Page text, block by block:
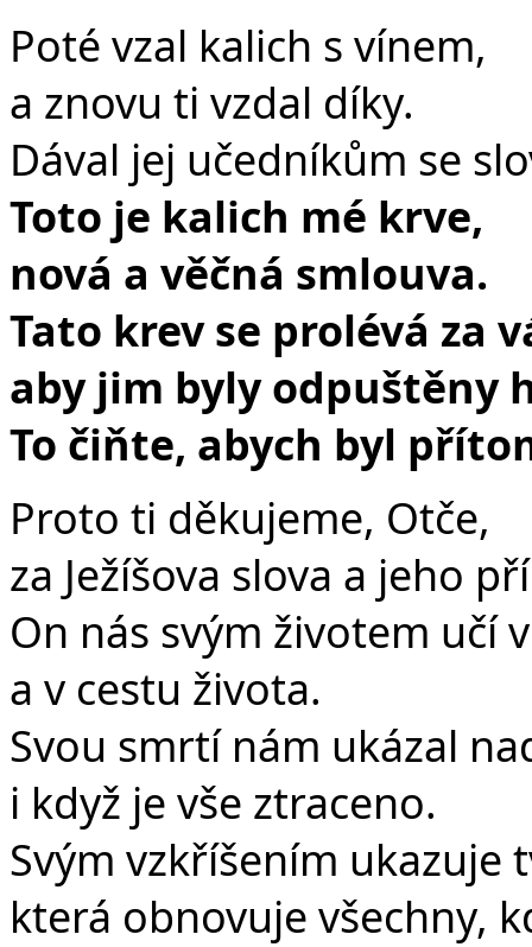
Poté vzal kalich s vínem,
a znovu ti vzdal díky.
Dával jej učedníkům se
Toto je kalich mé krve,
nová a věčná smlouva.
Tato krev se prolévá za
aby jim byly odpuštěny
To čiňte, abych byl
Proto ti děkujeme, Otče,
za Ježíšova slova a jeho
On nás svým životem učí
a v cestu života.
Svou smrtí nám ukázal
i když je vše ztraceno.
Svým vzkříšením ukazuje
která obnovuje všechny,